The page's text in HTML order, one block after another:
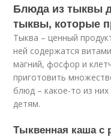
Блюда из тыквы
тыквы, которые
Тыква – ценный
ней содержатся
магний, фосфор и
приготовить
блюд – какое-то из них
детям.
Тыквенная каша с